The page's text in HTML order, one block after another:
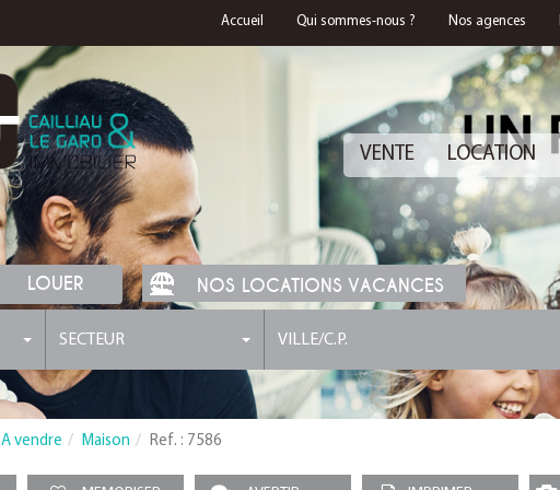
Accueil Qui sommes-nous ? Nos agences
VENTE LOCATION
LOUER NOS LOCATIONS VACANCES
SECTEUR VILLE/C.P.
A vendre Maison Ref. : 7586